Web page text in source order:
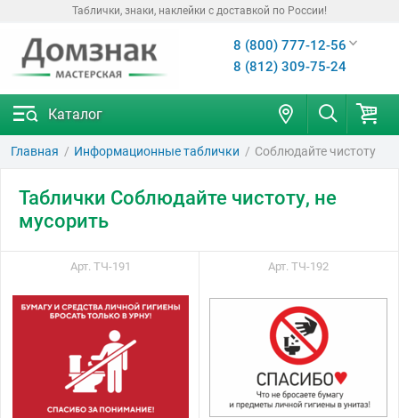
Таблички, знаки, наклейки с доставкой по России!
8 (800) 777-12-56
8 (812) 309-75-24
Каталог
Главная Информационные таблички Соблюдайте чистоту
Таблички Соблюдайте чистоту, не
мусорить
Арт. ТЧ-191 Арт. ТЧ-192